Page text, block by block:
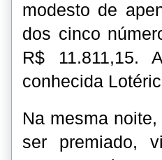
modesto de
dos cinco
R$ 11.811,15.
conhecida
Na mesma
ser premiado,